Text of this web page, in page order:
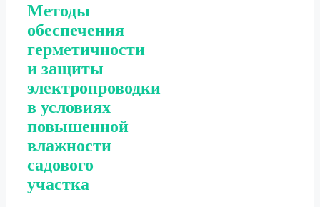
Методы
обеспечения
герметичности
и защиты
электропроводки
в условиях
повышенной
влажности
садового
участка